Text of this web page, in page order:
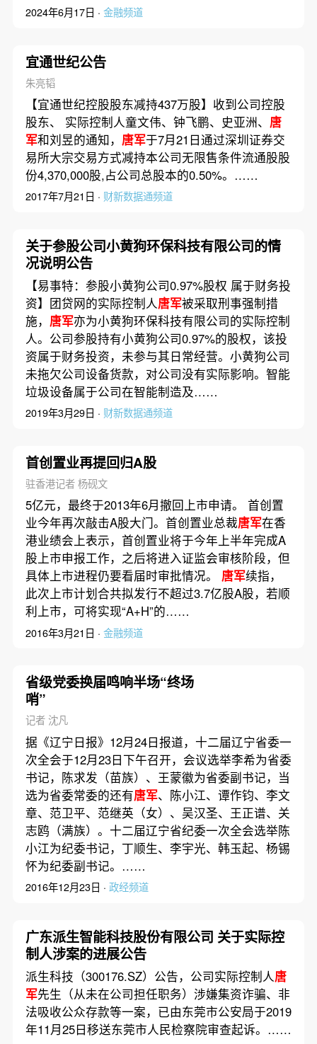
2024年6月17日 · 金融频道
宜通世纪公告
朱亮韬
【宜通世纪控股股东减持437万股】收到公司控股
股东、 实际控制人童文伟、钟飞鹏、史亚洲、 唐
军和刘昱的通知， 唐军于7月21日通过深圳证券交
易所大宗交易方式减持本公司无限售条件流通股股
份4,370,000股,占公司总股本的0.50%。……
2017年7月21日 · 财新数据通频道
关于参股公司小黄狗环保科技有限公司的情
况说明公告
【易事特：参股小黄狗公司0.97%股权 属于财务投
资】团贷网的实际控制人唐军被采取刑事强制措
施， 唐军亦为小黄狗环保科技有限公司的实际控制
人。公司参股持有小黄狗公司0.97%的股权，该投
资属于财务投资，未参与其日常经营。小黄狗公司
未拖欠公司设备货款，对公司没有实际影响。智能
垃圾设备属于公司在智能制造及……
2019年3月29日 · 财新数据通频道
首创置业再提回归A股
驻香港记者 杨砚文
5亿元，最终于2013年6月撤回上市申请。 首创置
业今年再次敲击A股大门。首创置业总裁唐军在香
港业绩会上表示，首创置业将于今年上半年完成A
股上市申报工作，之后将进入证监会审核阶段，但
具体上市进程仍要看届时审批情况。 唐军续指，
此次上市计划合共拟发行不超过3.7亿股A股，若顺
利上市，可将实现“A+H”的……
2016年3月21日 · 金融频道
省级党委换届鸣响半场“终场
哨”
记者 沈凡
据《辽宁日报》12月24日报道，十二届辽宁省委一
次全会于12月23日下午召开，会议选举李希为省委
书记，陈求发（苗族）、王蒙徽为省委副书记，当
选为省委常委的还有唐军、陈小江、谭作钧、李文
章、范卫平、范继英（女）、吴汉圣、王正谱、关
志鸥（满族）。十二届辽宁省纪委一次全会选举陈
小江为纪委书记，丁顺生、李宇光、韩玉起、杨锡
怀为纪委副书记。……
2016年12月23日 · 政经频道
广东派生智能科技股份有限公司 关于实际控
制人涉案的进展公告
派生科技（300176.SZ）公告，公司实际控制人唐
军先生（从未在公司担任职务）涉嫌集资诈骗、非
法吸收公众存款等一案，已由东莞市公安局于2019
年11月25日移送东莞市人民检察院审查起诉。……